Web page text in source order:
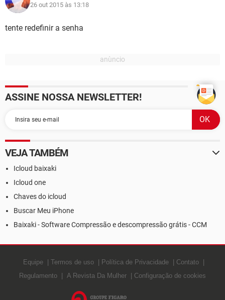
26 out 2015 às 13:18
tente redefinir a senha
ASSINE NOSSA NEWSLETTER!
VEJA TAMBÉM
Icloud baixaki
Icloud one
Chaves do icloud
Buscar Meu iPhone
Baixaki - Software Compressão e descompressão grátis - CCM
Equipe Termos de uso Política de Privacidade
Contato
Regulamento
A Revista Da Mulher Configuração de cookies